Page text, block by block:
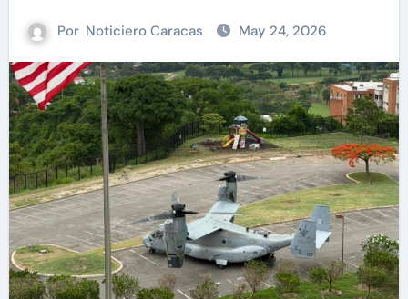
Por Noticiero Caracas May 24, 2026